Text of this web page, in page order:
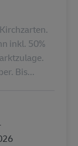
inkl. 50%
Bis...